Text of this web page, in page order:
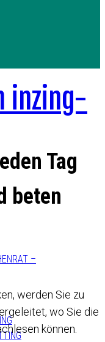
–
Tag
beten
werden Sie zu
wo Sie die
können.